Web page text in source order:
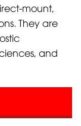
mount,
They are
and